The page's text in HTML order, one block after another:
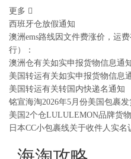
更多
西班牙仓放假通知
澳洲ems路线因文件费涨价，运
行）：
澳洲仓有关如实申报货物信息通
美国转运有关如实申报货物信息
美国转运有关转国内快递名通知
铭宣海淘2026年5月份美国包裹
美国2个仓LULULEMON品牌货
日本CC小包裹线关于收件人实名